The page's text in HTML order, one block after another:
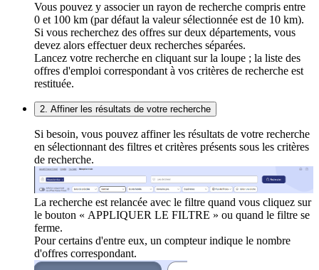
Vous pouvez y associer un rayon de recherche compris entre
0 et 100 km (par défaut la valeur sélectionnée est de 10 km).
Si vous recherchez des offres sur deux départements, vous
devez alors effectuer deux recherches séparées.
Lancez votre recherche en cliquant sur la loupe ; la liste des
offres d'emploi correspondant à vos critères de recherche est
restituée.
2. Affiner les résultats de votre recherche
Si besoin, vous pouvez affiner les résultats de votre recherche
en sélectionnant des filtres et critères présents sous les critères
de recherche.
La recherche est relancée avec le filtre quand vous cliquez sur
le bouton « APPLIQUER LE FILTRE » ou quand le filtre se
ferme.
Pour certains d'entre eux, un compteur indique le nombre
d'offres correspondant.